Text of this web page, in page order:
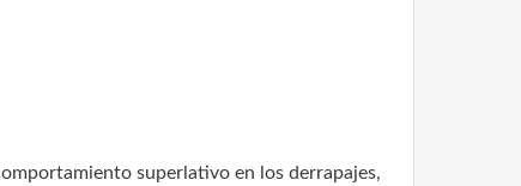
superlativo en los derrapajes,